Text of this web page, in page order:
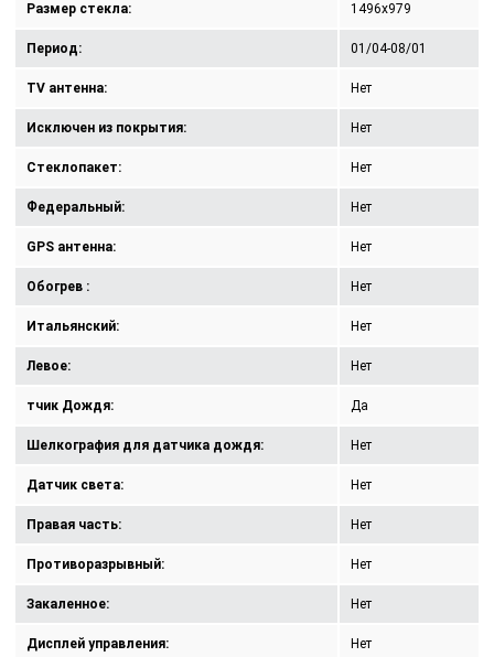
Размер стекла: 1496x979
Период: 01/04-08/01
TV антенна: Нет
Исключен из покрытия: Нет
Стеклопакет: Нет
Федеральный: Нет
GPS антенна: Нет
Обогрев : Нет
Итальянский: Нет
Левое: Нет
тчик Дождя: Да
Шелкография для датчика дождя: Нет
Датчик света: Нет
Правая часть: Нет
Противоразрывный: Нет
Закаленное: Нет
Дисплей управления: Нет